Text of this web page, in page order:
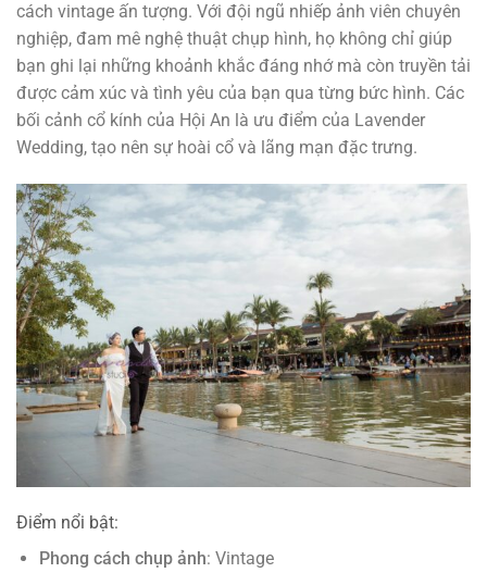
cách vintage ấn tượng. Với đội ngũ nhiếp ảnh viên chuyên
nghiệp, đam mê nghệ thuật chụp hình, họ không chỉ giúp
bạn ghi lại những khoảnh khắc đáng nhớ mà còn truyền tải
được cảm xúc và tình yêu của bạn qua từng bức hình. Các
bối cảnh cổ kính của Hội An là ưu điểm của Lavender
Wedding, tạo nên sự hoài cổ và lãng mạn đặc trưng.
Điểm nổi bật:
Phong cách chụp ảnh: Vintage